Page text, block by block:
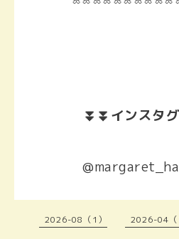
⏬⏬インスタ
2026-08（1） 2026-04（